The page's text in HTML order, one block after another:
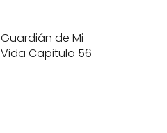
Guardián de Mi
Vida Capitulo 56